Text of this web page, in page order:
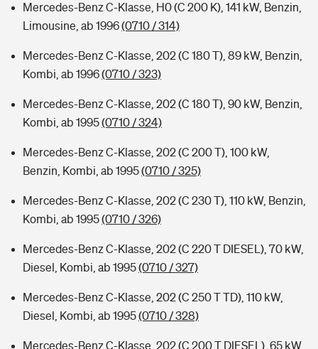
Mercedes-Benz C-Klasse, H0 (C 200 K), 141 kW, Benzin,
Limousine, ab 1996(0710 / 314)
Mercedes-Benz C-Klasse, 202 (C 180 T), 89 kW, Benzin,
Kombi, ab 1996(0710 / 323)
Mercedes-Benz C-Klasse, 202 (C 180 T), 90 kW, Benzin,
Kombi, ab 1995(0710 / 324)
Mercedes-Benz C-Klasse, 202 (C 200 T), 100 kW,
Benzin, Kombi, ab 1995(0710 / 325)
Mercedes-Benz C-Klasse, 202 (C 230 T), 110 kW, Benzin,
Kombi, ab 1995(0710 / 326)
Mercedes-Benz C-Klasse, 202 (C 220 T DIESEL), 70 kW,
Diesel, Kombi, ab 1995(0710 / 327)
Mercedes-Benz C-Klasse, 202 (C 250 T TD), 110 kW,
Diesel, Kombi, ab 1995(0710 / 328)
Mercedes-Benz C-Klasse, 202 (C 200 T DIESEL), 65 kW,